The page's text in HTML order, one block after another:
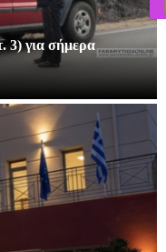
3) για σήμερα